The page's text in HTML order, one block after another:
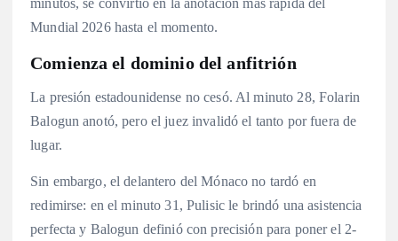
minutos, se convirtió en la anotación más rápida del
Mundial 2026 hasta el momento.
Comienza el dominio del anfitrión
La presión estadounidense no cesó. Al minuto 28, Folarin
Balogun anotó, pero el juez invalidó el tanto por fuera de
lugar.
Sin embargo, el delantero del Mónaco no tardó en
redimirse: en el minuto 31, Pulisic le brindó una asistencia
perfecta y Balogun definió con precisión para poner el 2-